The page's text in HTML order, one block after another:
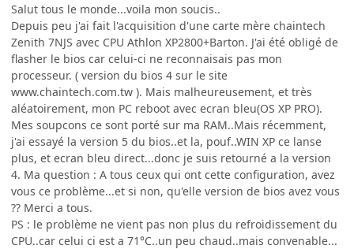
Salut tous le monde...voila mon soucis..
Depuis peu j'ai fait l'acquisition d'une carte mère chaintech
Zenith 7NJS avec CPU Athlon XP2800+Barton. J'ai été obligé de
flasher le bios car celui-ci ne reconnaisais pas mon
processeur. ( version du bios 4 sur le site
www.chaintech.com.tw ). Mais malheureusement, et très
aléatoirement, mon PC reboot avec ecran bleu(OS XP PRO).
Mes soupcons ce sont porté sur ma RAM..Mais récemment,
j'ai essayé la version 5 du bios..et la, pouf..WIN XP ce lanse
plus, et ecran bleu direct...donc je suis retourné a la version
4. Ma question : A tous ceux qui ont cette configuration, avez
vous ce problème...et si non, qu'elle version de bios avez vous
?? Merci a tous.
PS : le problème ne vient pas non plus du refroidissement du
CPU..car celui ci est a 71°C..un peu chaud..mais convenable...